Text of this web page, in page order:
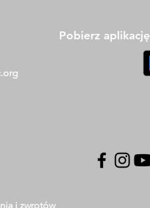
Pobierz aplikację
i zwrotów